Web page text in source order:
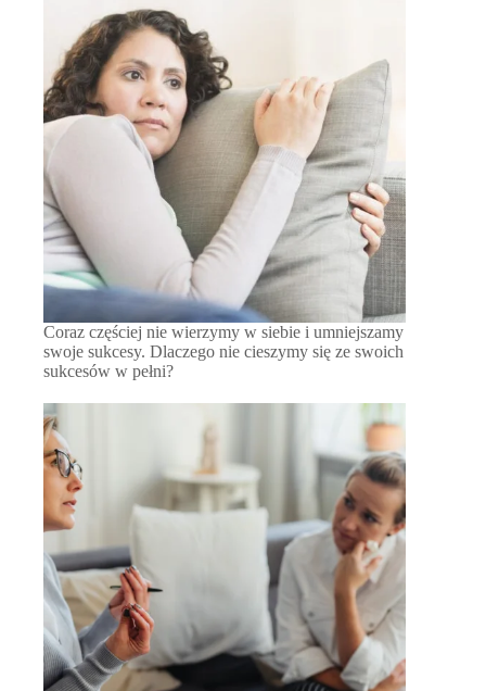
Coraz częściej nie wierzymy w siebie i umniejszamy
swoje sukcesy. Dlaczego nie cieszymy się ze swoich
sukcesów w pełni?